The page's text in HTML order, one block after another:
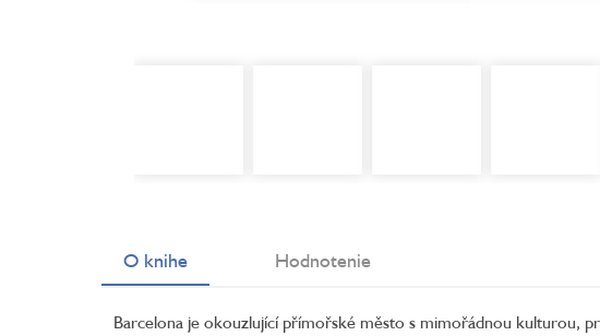
O knihe Hodnotenie
Barcelona je okouzlující přímořské město s mimořádnou kulturou,